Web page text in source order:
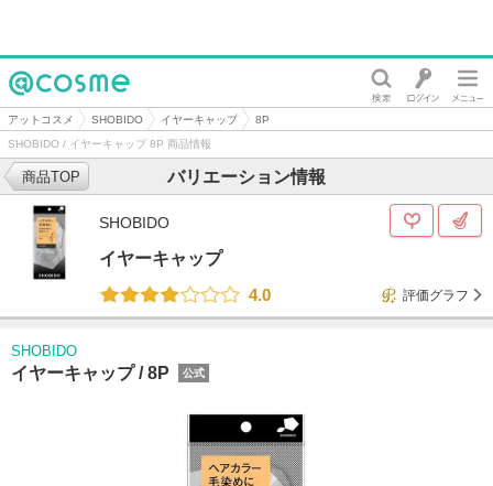
@cosme
アットコスメ SHOBIDO イヤーキャップ
8P
SHOBIDO / イヤーキャップ 8P 商品情報
バリエーション情報
商品TOP
SHOBIDO
イヤーキャップ
4.0
評価グラフ
SHOBIDO
イヤーキャップ /8P 公式